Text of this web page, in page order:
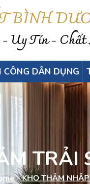
BÌNH
Uy Tín - Chất
CÔNG DÂN DỤNG
TRẢI
-KHO THẢM